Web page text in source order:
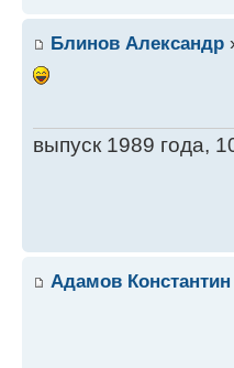
Блинов Александр
выпуск 1989 года,
Адамов Константин